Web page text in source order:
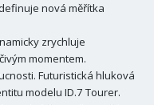
nová měřítka
zrychluje
momentem.
Futuristická hluková
modelu ID.7 Tourer.